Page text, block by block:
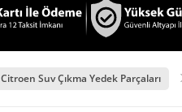
Citroen Suv Çıkma Yedek Parçaları